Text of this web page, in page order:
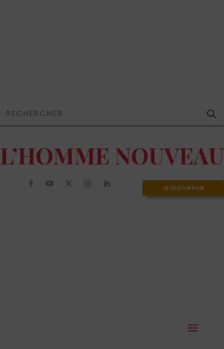
JE FAIS UN DON